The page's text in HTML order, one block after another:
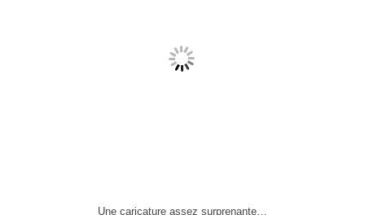
Une caricature assez surprenante…